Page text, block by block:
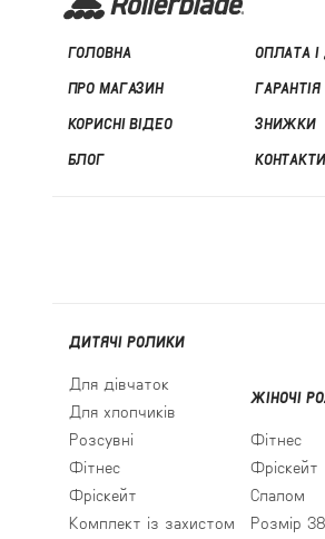
ГОЛОВНА
ПРО МАГАЗИН
КОРИСНІ ВІДЕО
БЛОГ
ОПЛАТА
ГАРАНТІЯ
ЗНИЖКИ
КОНТАКТИ
ДИТЯЧІ РОЛИКИ
Для дівчаток
Для хлопчиків
Розсувні
Фітнес
Фріскейт
Комплект із захистом
ЖІНОЧІ
Фітнес
Фріскейт
Слалом
Розмір 38